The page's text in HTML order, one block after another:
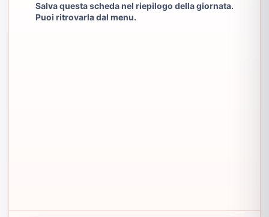
Salva questa scheda nel riepilogo della giornata.
Puoi ritrovarla dal menu.